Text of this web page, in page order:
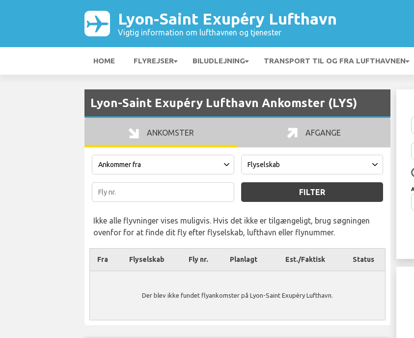
Lyon-Saint Exupéry Lufthavn
Vigtig information om lufthavnen og tjenester
HOME FLYREJSER BILUDLEJNING TRANSPORT TIL OG FRA LUFTHAVNEN
Lyon-Saint Exupéry Lufthavn Ankomster (LYS)
ANKOMSTER AFGANGE
FILTER
Ikke alle flyvninger vises muligvis. Hvis det ikke er tilgængeligt, brug søgningen
ovenfor for at finde dit fly efter flyselskab, lufthavn eller flynummer.
Fra Flyselskab Fly nr. Planlagt Est./Faktisk Status
Der blev ikke fundet flyankomster på Lyon-Saint Exupéry Lufthavn.